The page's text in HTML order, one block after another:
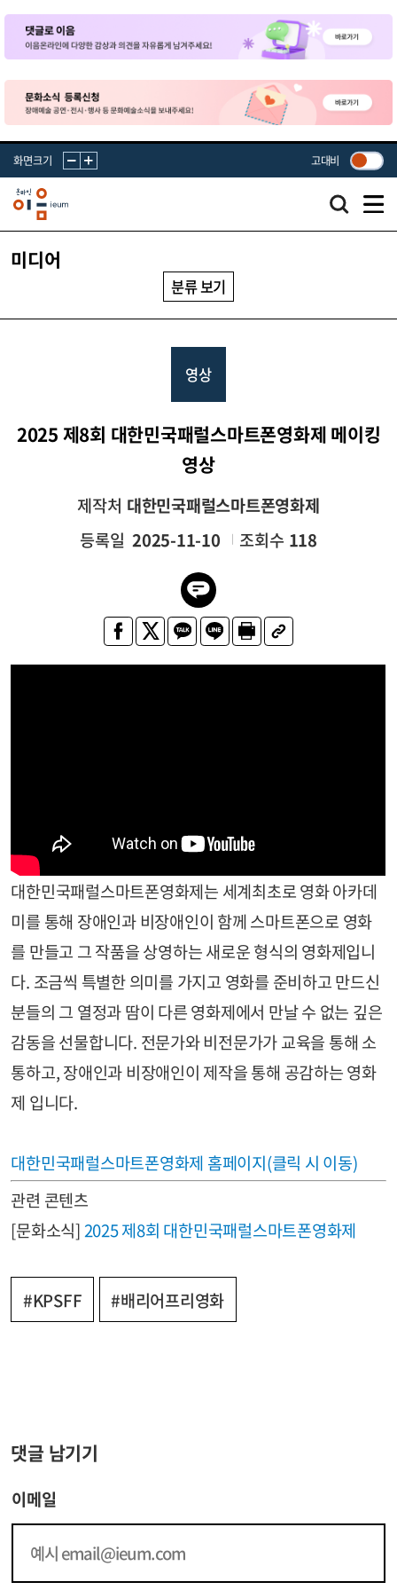
화면크기 고대비
미디어
분류 보기
영상
2025 제8회 대한민국패럴스마트폰영화제 메이킹
영상
제작처 대한민국패럴스마트폰영화제
등록일 2025-11-10 조회수 118
대한민국패럴스마트폰영화제는 세계최초로 영화 아카데
미를 통해 장애인과 비장애인이 함께 스마트폰으로 영화
를 만들고 그 작품을 상영하는 새로운 형식의 영화제입니
다. 조금씩 특별한 의미를 가지고 영화를 준비하고 만드신
분들의 그 열정과 땀이 다른 영화제에서 만날 수 없는 깊은
감동을 선물합니다. 전문가와 비전문가가 교육을 통해 소
통하고, 장애인과 비장애인이 제작을 통해 공감하는 영화
제 입니다.
대한민국패럴스마트폰영화제 홈페이지(클릭 시 이동)
관련 콘텐츠
[문화소식]2025 제8회 대한민국패럴스마트폰영화제
#KPSFF #배리어프리영화
댓글 남기기
이메일